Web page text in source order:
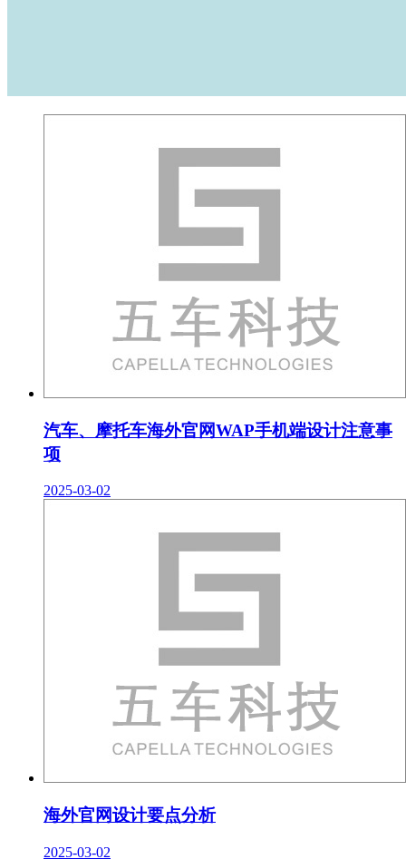
汽车、摩托车海外官网WAP手机端设计注意事
项
2025-03-02
海外官网设计要点分析
2025-03-02